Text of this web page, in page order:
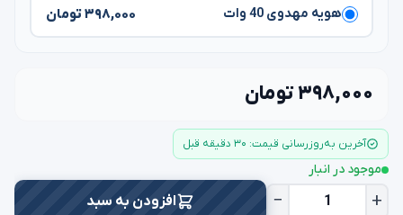
هویه مهدوی 40 وات ۳۹۸,۰۰۰ تومان
۳۹۸,۰۰۰ تومان
آخرین به‌روزرسانی قیمت: ۳۰ دقیقه قبل
موجود در انبار
− + افزودن به سبد